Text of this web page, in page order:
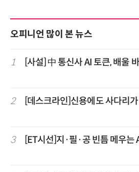
오피니언 많이 본 뉴스
1 [사설] 中 통신사 AI 토큰, 배울
2 [데스크라인]신용에도 사다리
3 [ET시선]지·필·공 빈틈 메우는